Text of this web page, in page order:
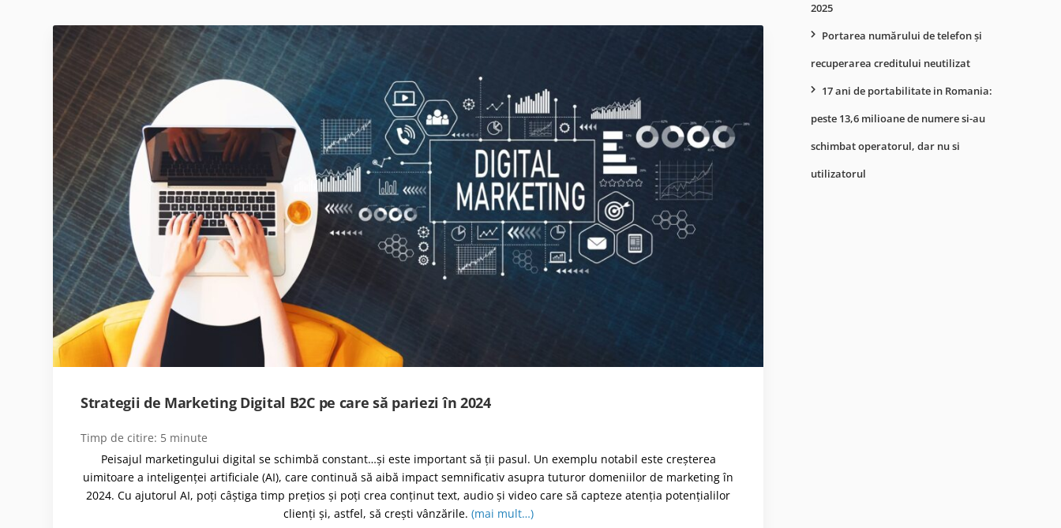
Strategii de Marketing Digital B2C pe care să pariezi în 2024
Timp de citire: 5 minute
Peisajul marketingului digital se schimbă constant…și este important să ții pasul. Un exemplu notabil este creșterea
uimitoare a inteligenței artificiale (AI), care continuă să aibă impact semnificativ asupra tuturor domeniilor de marketing în
2024. Cu ajutorul AI, poți câștiga timp prețios și poți crea conținut text, audio și video care să capteze atenția potențialilor
clienți și, astfel, să crești vânzările. (mai mult…)
2025
Portarea numărului de telefon și
recuperarea creditului neutilizat
17 ani de portabilitate in Romania:
peste 13,6 milioane de numere si-au
schimbat operatorul, dar nu si
utilizatorul